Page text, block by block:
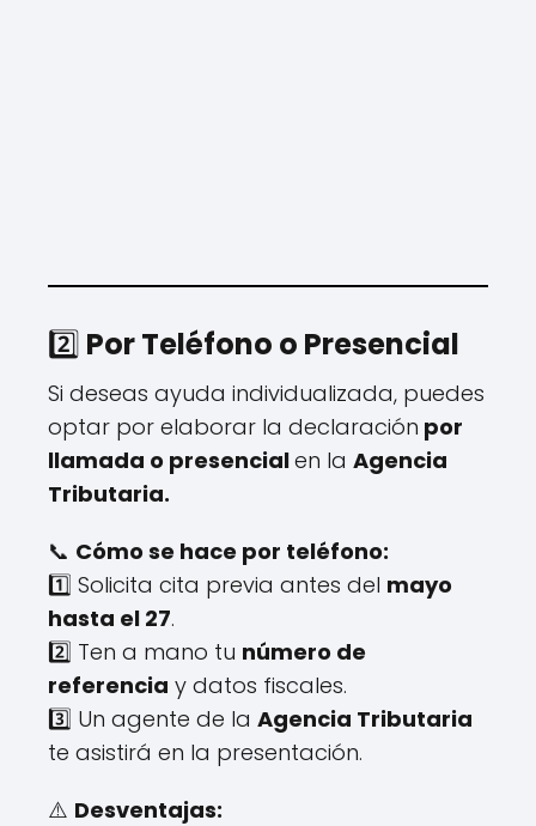
2️⃣ Por Teléfono o Presencial
Si deseas ayuda individualizada, puedes
optar por elaborar la declaración por
llamada o presencialen la Agencia
Tributaria.
📞 Cómo se hace por teléfono:
1️⃣ Solicita cita previa antes del mayo
hasta el 27.
2️⃣ Ten a mano tu número de
referencia y datos fiscales.
3️⃣ Un agente de la Agencia Tributaria
te asistirá en la presentación.
⚠️ Desventajas: